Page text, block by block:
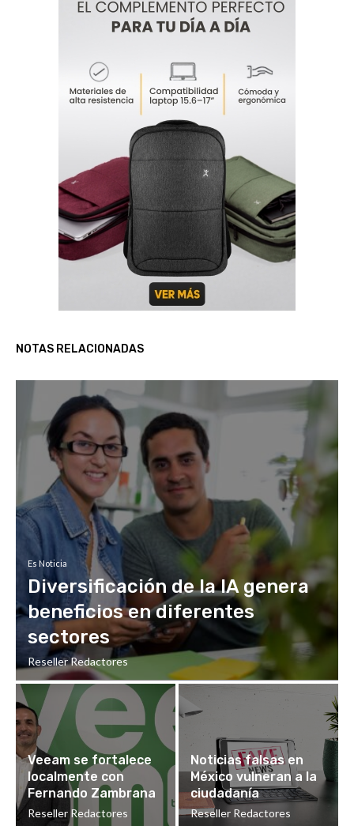
NOTAS RELACIONADAS
Es Noticia
Diversificación de la IA genera
beneficios en diferentes
sectores
Reseller Redactores
Veeam se fortalece
localmente con
Fernando Zambrana
Reseller Redactores
Noticias falsas en
México vulneran a la
ciudadanía
Reseller Redactores